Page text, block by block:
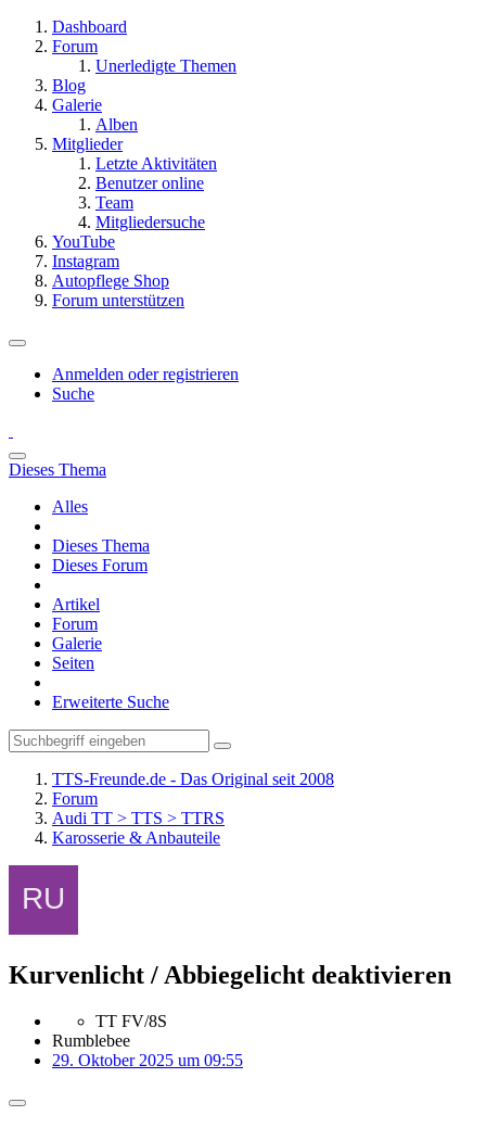
Dashboard
Forum
Unerledigte Themen
Blog
Galerie
Alben
Mitglieder
Letzte Aktivitäten
Benutzer online
Team
Mitgliedersuche
YouTube
Instagram
Autopflege Shop
Forum unterstützen
Anmelden oder registrieren
Suche
Dieses Thema
Alles
Dieses Thema
Dieses Forum
Artikel
Forum
Galerie
Seiten
Erweiterte Suche
TTS-Freunde.de - Das Original seit 2008
Forum
Audi TT > TTS > TTRS
Karosserie & Anbauteile
Kurvenlicht / Abbiegelicht deaktivieren
TT FV/8S
Rumblebee
29. Oktober 2025 um 09:55